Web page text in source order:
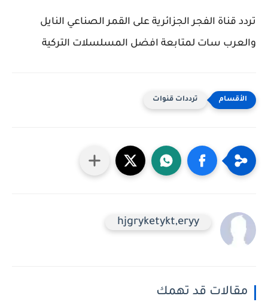
تردد قناة الفجر الجزائرية على القمر الصناعي النايل
والعرب سات لمتابعة افضل المسلسلات التركية
ترددات قنوات
hjgryketykt,eryy
مقالات قد تهمك